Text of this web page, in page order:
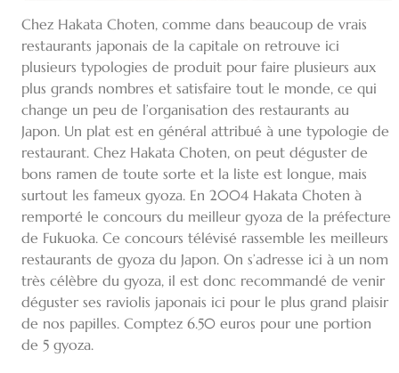
Chez Hakata Choten, comme dans beaucoup de vrais
restaurants japonais de la capitale on retrouve ici
plusieurs typologies de produit pour faire plusieurs aux
plus grands nombres et satisfaire tout le monde, ce qui
change un peu de l’organisation des restaurants au
Japon. Un plat est en général attribué à une typologie de
restaurant. Chez Hakata Choten, on peut déguster de
bons ramen de toute sorte et la liste est longue, mais
surtout les fameux gyoza. En 2004 Hakata Choten à
remporté le concours du meilleur gyoza de la préfecture
de Fukuoka. Ce concours télévisé rassemble les meilleurs
restaurants de gyoza du Japon. On s’adresse ici à un nom
très célèbre du gyoza, il est donc recommandé de venir
déguster ses raviolis japonais ici pour le plus grand plaisir
de nos papilles. Comptez 6.50 euros pour une portion
de 5 gyoza.